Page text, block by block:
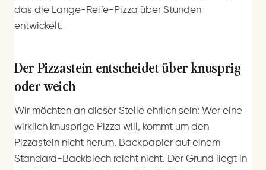
das die Lange-Reife-Pizza über Stunden
entwickelt.
Der Pizzastein entscheidet über knusprig
oder weich
Wir möchten an dieser Stelle ehrlich sein: Wer eine
wirklich knusprige Pizza will, kommt um den
Pizzastein nicht herum. Backpapier auf einem
Standard-Backblech reicht nicht. Der Grund liegt in